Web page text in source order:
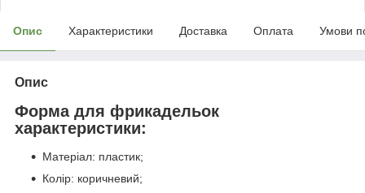
Опис Характеристики Доставка Оплата Умови
Опис
Форма для фрикадельок
характеристики:
Матеріал: пластик;
Колір: коричневий;